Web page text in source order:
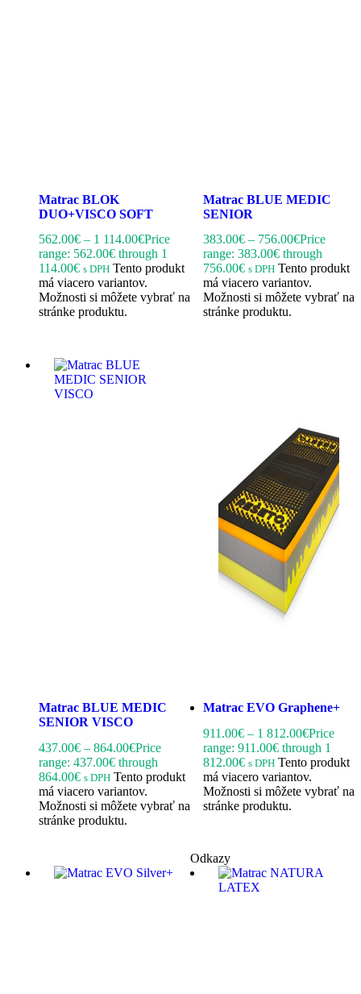
Matrac BLOK
DUO+VISCO SOFT
562.00€ – 1 114.00€Price
range: 562.00€ through 1
114.00€ s DPH Tento produkt
má viacero variantov.
Možnosti si môžete vybrať na
stránke produktu.
Matrac BLUE MEDIC
SENIOR
383.00€ – 756.00€Price
range: 383.00€ through
756.00€ s DPH Tento produkt
má viacero variantov.
Možnosti si môžete vybrať na
stránke produktu.
Matrac BLUE MEDIC
SENIOR VISCO
437.00€ – 864.00€Price
range: 437.00€ through
864.00€ s DPH Tento produkt
má viacero variantov.
Možnosti si môžete vybrať na
stránke produktu.
Matrac EVO Graphene+
911.00€ – 1 812.00€Price
range: 911.00€ through 1
812.00€ s DPH Tento produkt
má viacero variantov.
Možnosti si môžete vybrať na
stránke produktu.
Odkazy